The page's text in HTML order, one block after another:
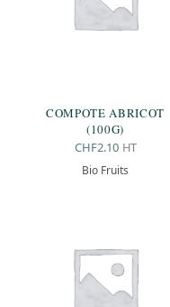
COMPOTE ABRICOT
(100G)
CHF2.10 HT
Bio Fruits